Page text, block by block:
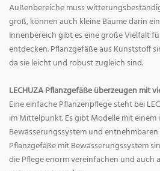
Außenbereiche muss
groß, können auch kleine Bäume darin
Innenbereich gibt es eine große Vielfalt
entdecken. Pflanzgefäße aus Kunststoff
da sie leicht und robust zugleich sind.
LECHUZA Pflanzgefäße überzeugen mit
Eine einfache Pflanzenpflege steht bei
im Mittelpunkt. Es gibt Modelle mit
Bewässerungssystem und entnehmbaren
Pflanzgefäße mit Bewässerungssystem
die Pflege enorm vereinfachen und auch